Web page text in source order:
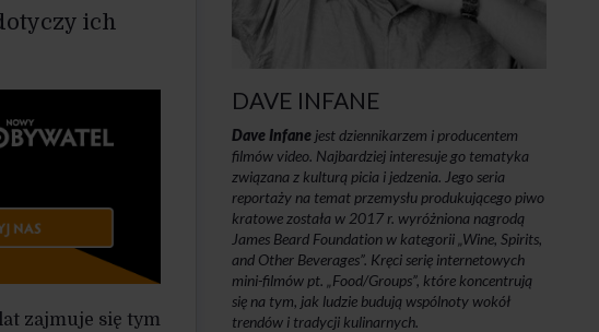
ich
zajmuje się tym
DAVE INFANE
Dave Infane jest dziennikarzem i producentem
filmów video. Najbardziej interesuje go tematyka
związana z kulturą picia i jedzenia. Jego seria
reportaży na temat przemysłu produkującego piwo
kratowe została w 2017 r. wyróżniona nagrodą
James Beard Foundation w kategorii „Wine, Spirits,
and Other Beverages”. Kręci serię internetowych
mini-filmów pt. „Food/Groups”, które koncentrują
się na tym, jak ludzie budują wspólnoty wokół
trendów i tradycji kulinarnych.